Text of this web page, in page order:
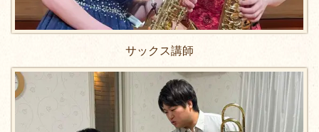
サックス講師